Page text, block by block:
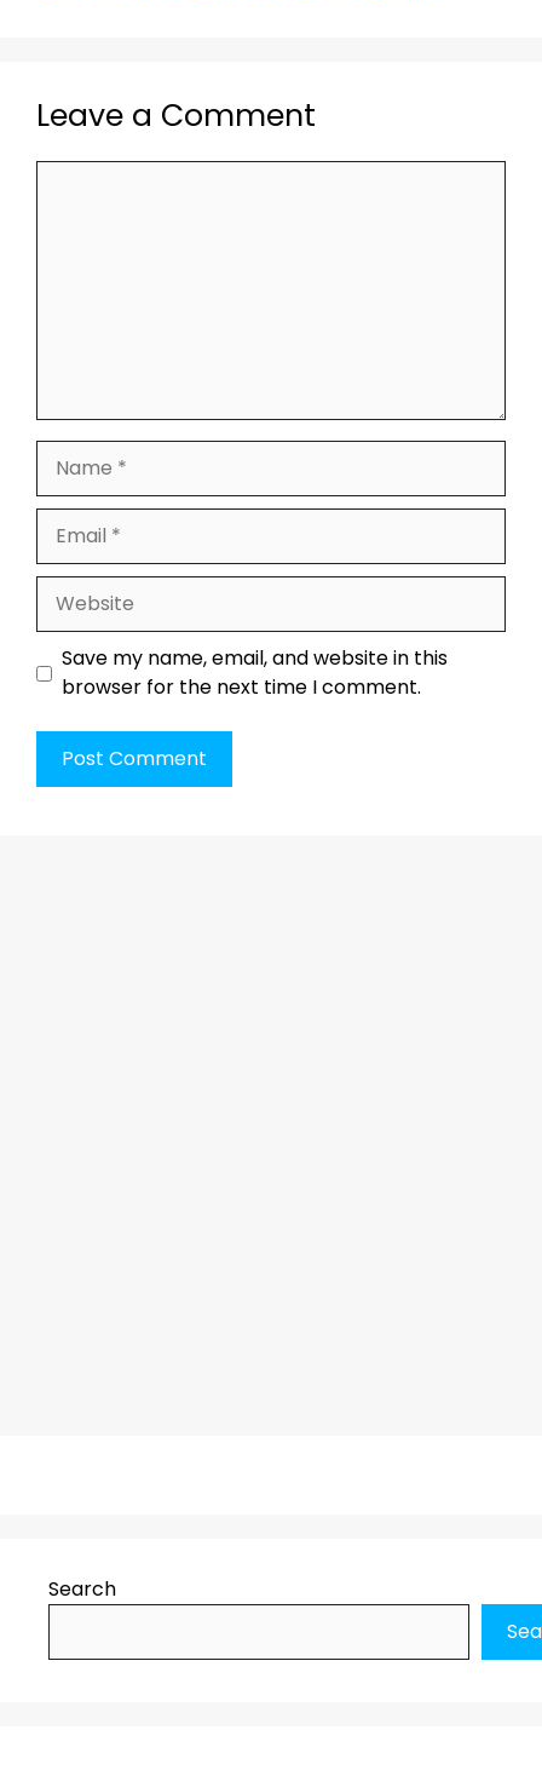
Leave a Comment
Website
Save my name, email, and website in this
browser for the next time I comment.
Search